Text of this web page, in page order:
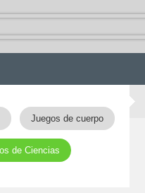
Juegos de cuerpo
de Ciencias